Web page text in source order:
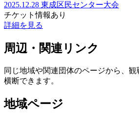
2025.12.28 東成区民センター大会
チケット情報あり
詳細を見る
周辺・関連リンク
同じ地域や関連団体のページから、
横断できます。
地域ページ